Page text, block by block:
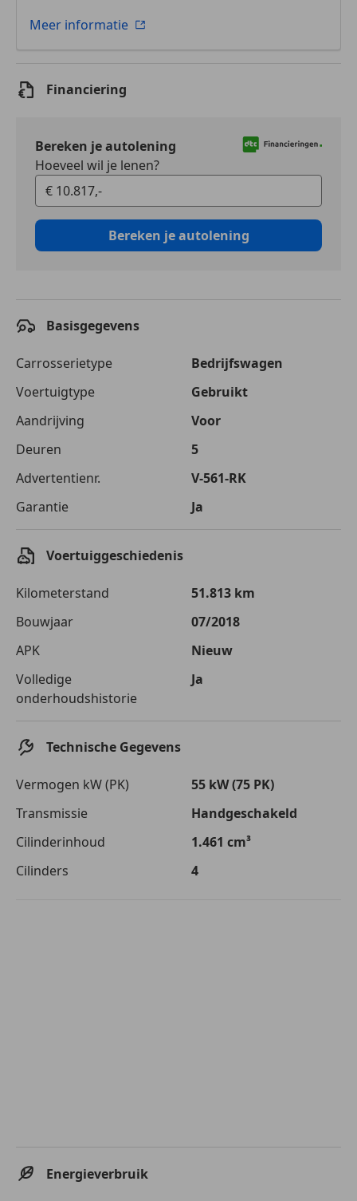
Meer informatie
Financiering
Bereken je autolening
Hoeveel wil je lenen?
Bereken je autolening
Basisgegevens
Carrosserietype
Bedrijfswagen
Voertuigtype
Gebruikt
Aandrijving
Voor
Deuren
5
Advertentienr.
V-561-RK
Garantie
Ja
Voertuiggeschiedenis
Kilometerstand
51.813 km
Bouwjaar
07/2018
APK
Nieuw
Volledige
onderhoudshistorie
Ja
Technische Gegevens
Vermogen kW (PK)
55 kW (75 PK)
Transmissie
Handgeschakeld
Cilinderinhoud
1.461 cm³
Cilinders
4
Energieverbruik